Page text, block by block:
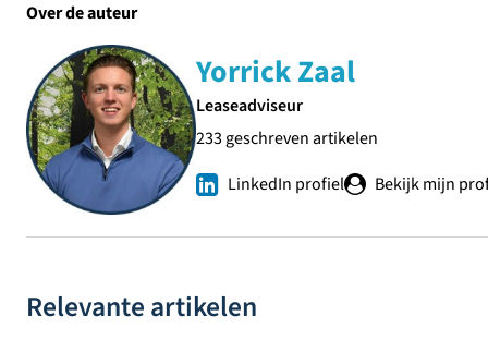
Over de auteur
Yorrick Zaal
Leaseadviseur
233 geschreven artikelen
LinkedIn profiel
Bekijk mijn
Relevante artikelen